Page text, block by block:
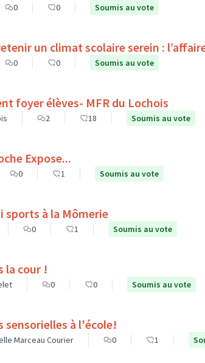
0 0 Soumis au vote
un climat scolaire serein :
0 0 Soumis au vote
foyer élèves- MFR du Lochois
2 18 Soumis au vote
Affiche Accroche Expose...
0 1 Soumis au vote
sports à la Mômerie
0 1 Soumis au vote
la cour !
0 0 Soumis au vote
sensorielles à l'école!
Marceau Courier 0 1